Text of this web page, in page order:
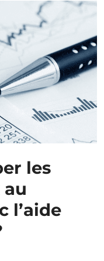
les
l’aide